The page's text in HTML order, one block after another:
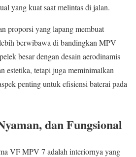
yang kuat saat melintas di jalan.
proporsi yang lapang membuat
berwibawa di bandingkan MPV
besar dengan desain aerodinamis
estetika, tetapi juga meminimalkan
penting untuk efisiensi baterai pada
dan Fungsional
VF MPV 7 adalah interiornya yang